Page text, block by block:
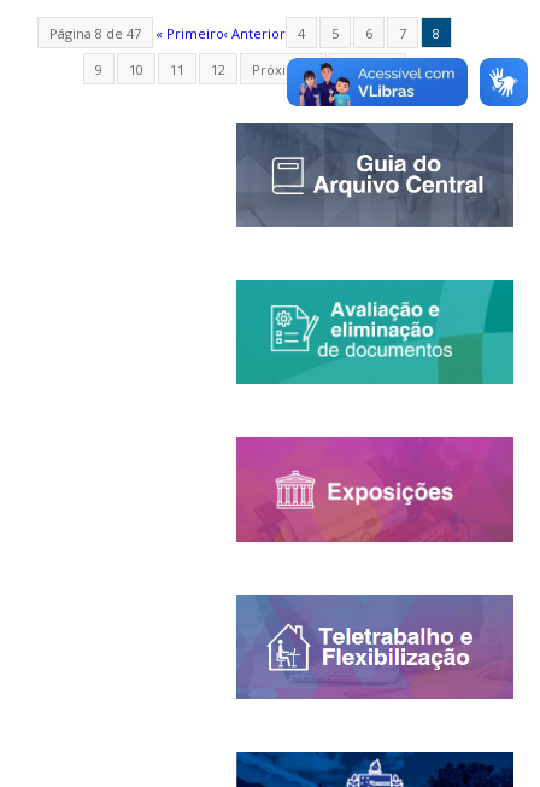
Página 8 de 47 « Primeiro‹ Anterior 4 5 6 7
8
9
10 11 12 Próximo › Última »